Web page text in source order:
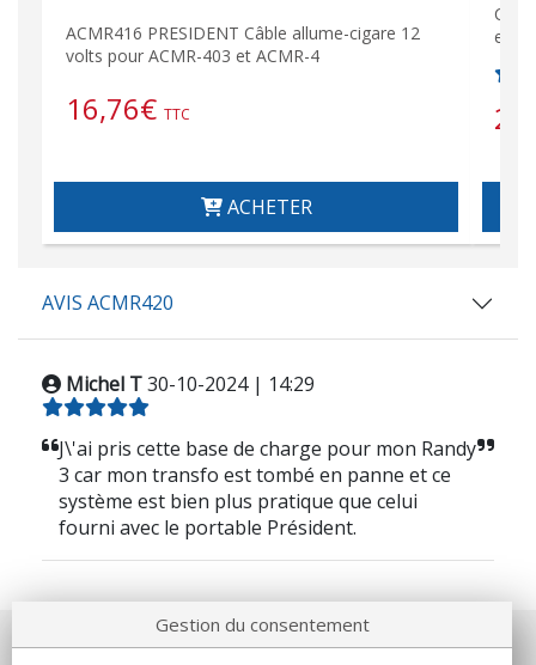
ACMR416 PRESIDENT Câble allume-cigare 12
volts pour ACMR-403 et ACMR-4
16,76€ TTC
ACHETER
et
AVIS ACMR420
Michel T30-10-2024 | 14:29
J\'ai pris cette base de charge pour mon Randy
3 car mon transfo est tombé en panne et ce
système est bien plus pratique que celui
fourni avec le portable Président.
Gestion du consentement